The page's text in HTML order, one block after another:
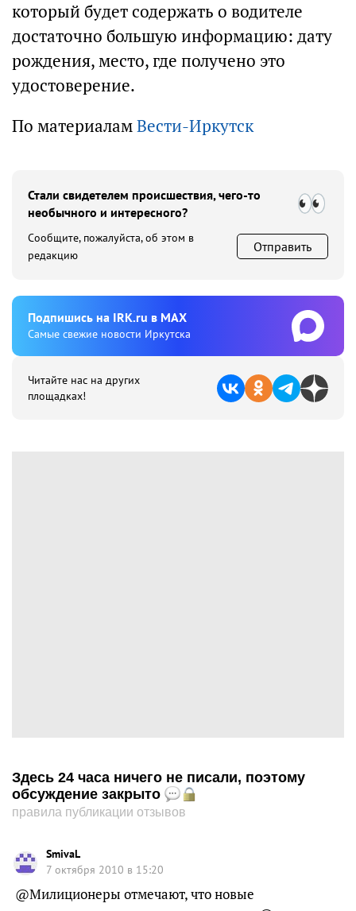
который будет содержать о водителе
достаточно большую информацию: дату
рождения, место, где получено это
удостоверение.
По материаламВести-Иркутск
Стали свидетелем происшествия, чего-то
необычного и интересного?
Сообщите, пожалуйста, об этом в
редакцию
Отправить
Подпишиcь на IRK.ru в MAX
Cамые свежие новости Иркутска
Читайте нас на других
площадках!
Здесь 24 часа ничего не писали, поэтому
обсуждение закрыто
правила публикации отзывов
SmivaL
7 октября 2010 в 15:20
@Милиционеры отмечают, что новые